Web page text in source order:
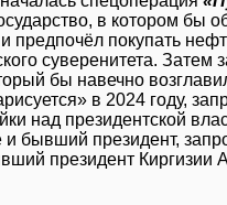
в котором бы
предпочёл покупать
суверенитета.
бы навечно
в 2024 году,
над президентской
и бывший президент,
президент Киргизии